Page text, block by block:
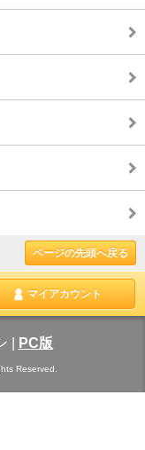
ページの先頭へ戻る
マイアカウント
PC版
Reserved.